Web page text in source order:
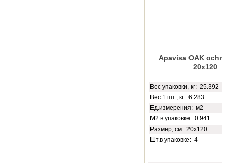
Apavisa OAK
20x120
Веc упаковки, кг: 25.392
Вес 1 шт., кг: 6.283
Ед.измерения: м2
М2 в упаковке: 0.941
Размер, см: 20x120
Шт.в упаковке: 4